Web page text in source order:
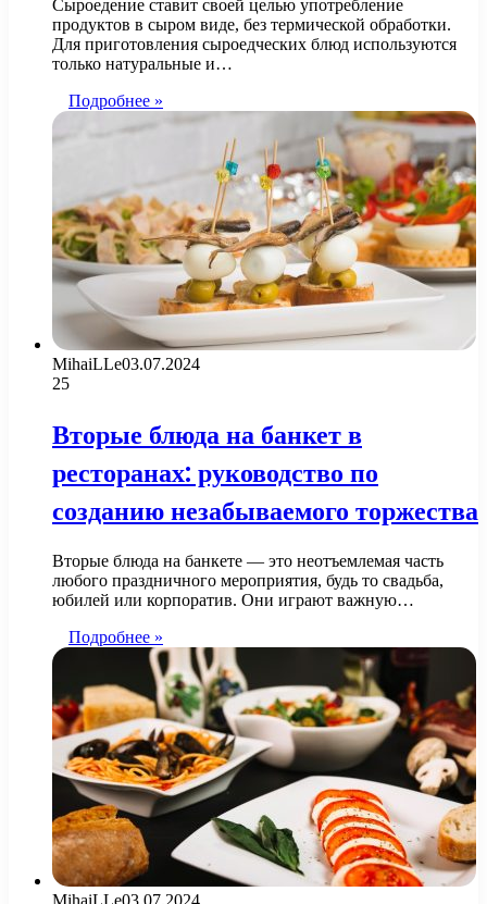
Сыроедение ставит своей целью употребление
продуктов в сыром виде, без термической обработки.
Для приготовления сыроедческих блюд используются
только натуральные и…
Подробнее »
MihaiLLe03.07.2024
25
Вторые блюда на банкет в
ресторанах: руководство по
созданию незабываемого торжества
Вторые блюда на банкете — это неотъемлемая часть
любого праздничного мероприятия, будь то свадьба,
юбилей или корпоратив. Они играют важную…
Подробнее »
MihaiLLe03.07.2024